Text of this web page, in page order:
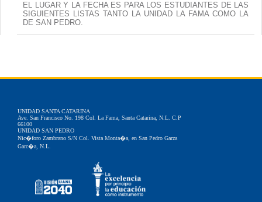
EL LUGAR Y LA FECHA ES PARA LOS ESTUDIANTES DE LAS
SIGUIENTES LISTAS TANTO LA UNIDAD LA FAMA COMO LA
DE SAN PEDRO.
UNIDAD SANTA CATARINA
Ave. San Francisco No. 198 Col. La Fama, Santa Catarina, N.L. C.P
66100
UNIDAD SAN PEDRO
Nic�foro Zambrano S/N Col. Vista Monta�a, en San Pedro Garza
Garc�a, N.L.